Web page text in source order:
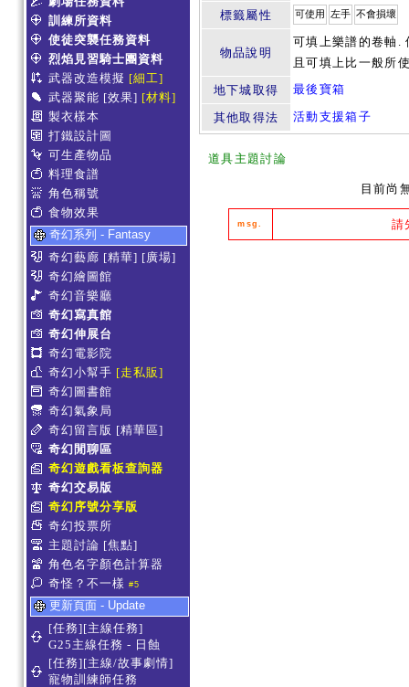
訓練所資料
使徒突襲任務資料
烈焰見習騎士團資料
武器改造模擬 [細工]
武器聚能 [效果] [材料]
製衣樣本
打鐵設計圖
可生產物品
料理食譜
角色稱號
食物效果
奇幻系列 - Fantasy
奇幻藝廊 [精華] [廣場]
奇幻繪圖館
奇幻音樂廳
奇幻寫真館
奇幻伸展台
奇幻電影院
奇幻小幫手 [走私販]
奇幻圖書館
奇幻氣象局
奇幻留言版 [精華區]
奇幻閒聊區
奇幻遊戲看板查詢器
奇幻交易版
奇幻序號分享版
奇幻投票所
主題討論 [焦點]
角色名字顏色計算器
奇怪？不一樣 #5
更新頁面 - Update
[任務][主線任務]
G25主線任務 - 日蝕
[任務][主線/故事劇情]
寵物訓練師任務
標籤屬性
可使用 左手 不會損壞
物品說明
可填上樂譜的卷軸.
且可填上比一般所
地下城取得
最後寶箱
其他取得法 活動支援箱子
道具主題討論
目前尚
msg. 請